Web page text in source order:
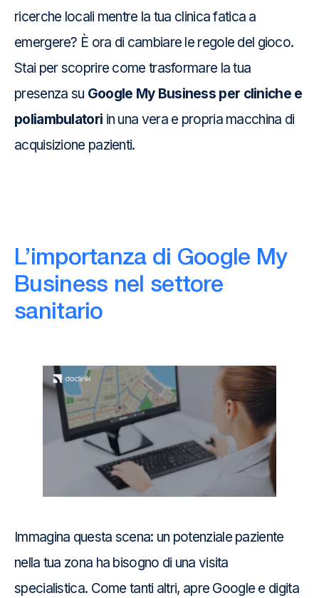
ricerche locali mentre la tua clinica fatica a
emergere? È ora di cambiare le regole del gioco.
Stai per scoprire come trasformare la tua
presenza su Google My Business per cliniche e
poliambulatori in una vera e propria macchina di
acquisizione pazienti.
L’importanza di Google My
Business nel settore
sanitario
Immagina questa scena: un potenziale paziente
nella tua zona ha bisogno di una visita
specialistica. Come tanti altri, apre Google e digita